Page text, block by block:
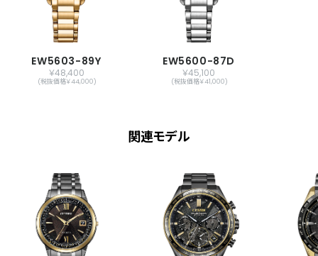
EW5603-89Y
￥48,400
(税抜価格￥44,000)
EW5600-87D
￥45,100
(税抜価格￥41,000)
関連モデル